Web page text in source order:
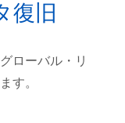
復旧
ローバル・リ
す。